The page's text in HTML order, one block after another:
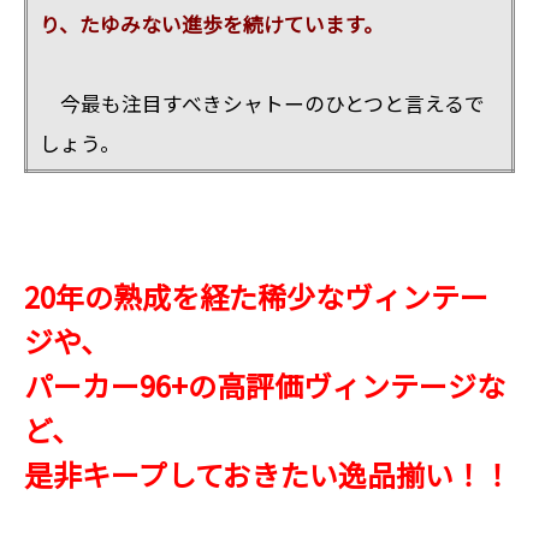
り、たゆみない進歩を続けています。
今最も注目すべきシャトーのひとつと言えるで
しょう。
20年の熟成を経た稀少なヴィンテー
ジや、
パーカー96+の高評価ヴィンテージな
ど、
是非キープしておきたい逸品揃い！！